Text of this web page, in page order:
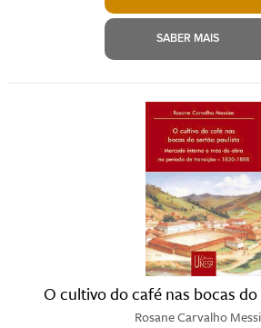
SABER MAIS
O cultivo do café nas bocas
Rosane Carvalho